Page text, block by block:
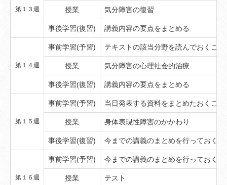
第１３週 授業 気分障害の復習
事後学習(復習) 講義内容の要点をまとめる
第１４週
事前学習(予習) テキストの該当分野を読んでおくこと
授業 気分障害の心理社会的治療
事後学習(復習) 講義内容の要点をまとめる
第１５週
事前学習(予習) 当日発表する資料をまとめたおくこと
授業 身体表現性障害のかかわり
事後学習(復習) 今までの講義のまとめを行っておくこ
第１６週
事前学習(予習) 今までの講義のまとめを行っておくこ
授業 テスト